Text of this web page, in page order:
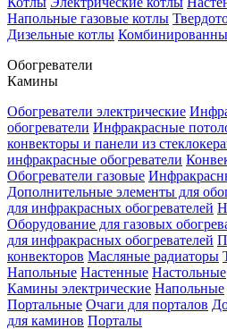
Напольные газовые котлы
Дизельные котлы
Обогреватели
Камины
Обогреватели электрические
обогреватели Инфракрасные
конвекторы и панели из
инфракрасные обогреватели
Обогреватели газовые
Дополнительные элементы для
для инфракрасных обогревателей
Оборудование для газовых
для инфракрасных обогревателей
конвекторов Масляные радиаторы
Напольные Настенные Настольные
Камины электрические Напольные
Портальные Очаги для порталов
для каминов Порталы